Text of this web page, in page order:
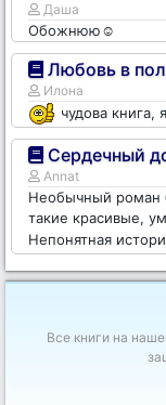
Даша
Обожнюю☺️
Любовь в
Илона
чудова книга,
Сердечный
Annat
Необычный роман
такие красивые,
Непонятная
Все книги на